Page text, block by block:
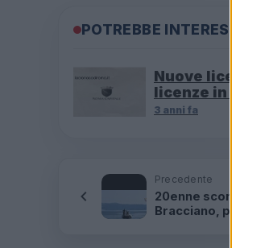
POTREBBE INTERESSARTI
Nuove licenze
licenze in
3 anni fa
Precedente
20enne
Bracciano,